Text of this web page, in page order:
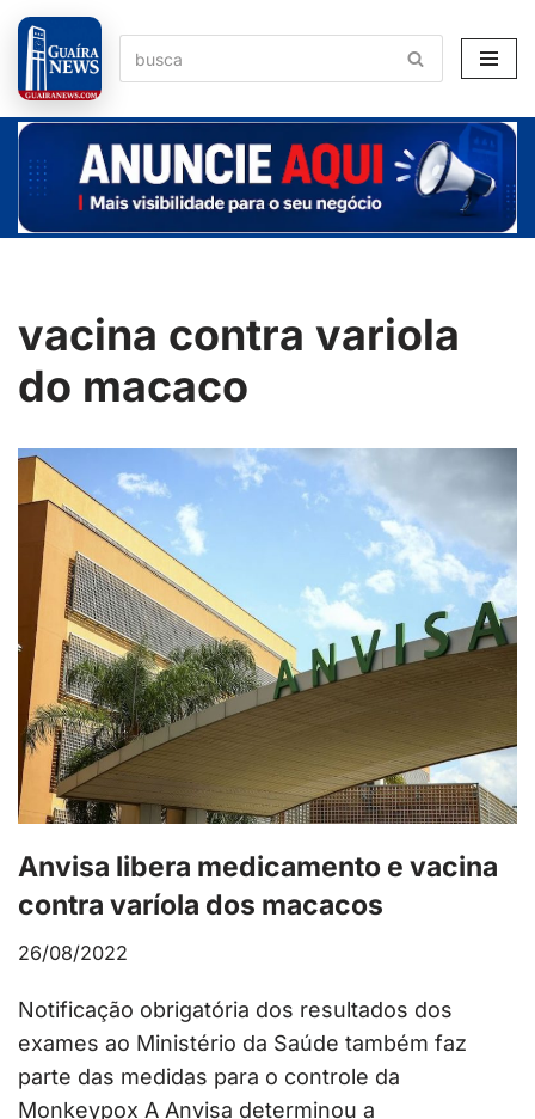
Pular
para
o
conteúdo
vacina contra variola
do macaco
Anvisa libera medicamento e vacina
contra varíola dos macacos
26/08/2022
Notificação obrigatória dos resultados dos
exames ao Ministério da Saúde também faz
parte das medidas para o controle da
Monkeypox A Anvisa determinou a